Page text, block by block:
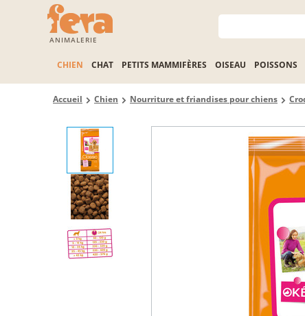
ANIMALERIE
CHIEN CHAT PETITS MAMMIFÈRES OISEAU POISSONS
Accueil Chien Nourriture et friandises pour chiens